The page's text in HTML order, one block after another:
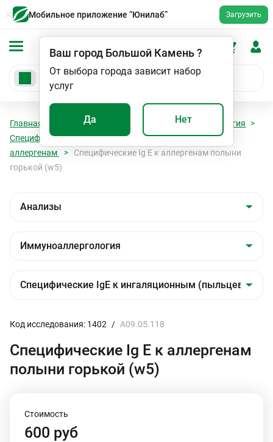
Мобильное приложение “Юнилаб” Загрузить
Ваш город Большой Камень?
От выбора города зависит набор
услуг
Да Нет
Главная Анализы
Иммуноаллергология
Специфические IgE к ингаляционным (пыльцевым)
аллергенам
Специфические Ig E к аллергенам полыни
горькой (w5)
Код исследования: 1402 / A09.05.118
Специфические Ig E к аллергенам
полыни горькой (w5)
Стоимость
600 руб